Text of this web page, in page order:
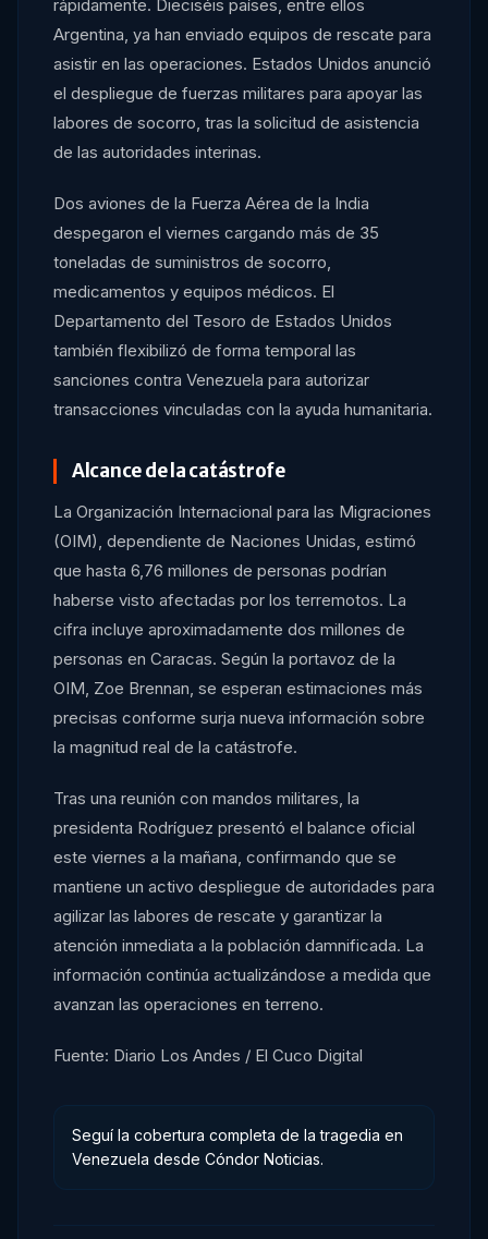
rápidamente. Dieciséis países, entre ellos
Argentina, ya han enviado equipos de rescate para
asistir en las operaciones. Estados Unidos anunció
el despliegue de fuerzas militares para apoyar las
labores de socorro, tras la solicitud de asistencia
de las autoridades interinas.
Dos aviones de la Fuerza Aérea de la India
despegaron el viernes cargando más de 35
toneladas de suministros de socorro,
medicamentos y equipos médicos. El
Departamento del Tesoro de Estados Unidos
también flexibilizó de forma temporal las
sanciones contra Venezuela para autorizar
transacciones vinculadas con la ayuda humanitaria.
Alcance de la catástrofe
La Organización Internacional para las Migraciones
(OIM), dependiente de Naciones Unidas, estimó
que hasta 6,76 millones de personas podrían
haberse visto afectadas por los terremotos. La
cifra incluye aproximadamente dos millones de
personas en Caracas. Según la portavoz de la
OIM, Zoe Brennan, se esperan estimaciones más
precisas conforme surja nueva información sobre
la magnitud real de la catástrofe.
Tras una reunión con mandos militares, la
presidenta Rodríguez presentó el balance oficial
este viernes a la mañana, confirmando que se
mantiene un activo despliegue de autoridades para
agilizar las labores de rescate y garantizar la
atención inmediata a la población damnificada. La
información continúa actualizándose a medida que
avanzan las operaciones en terreno.
Fuente: Diario Los Andes / El Cuco Digital
Seguí la cobertura completa de la tragedia en
Venezuela desde Cóndor Noticias.